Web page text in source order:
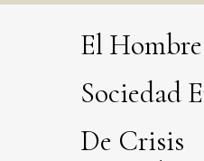
El
Sociedad
De Crisis